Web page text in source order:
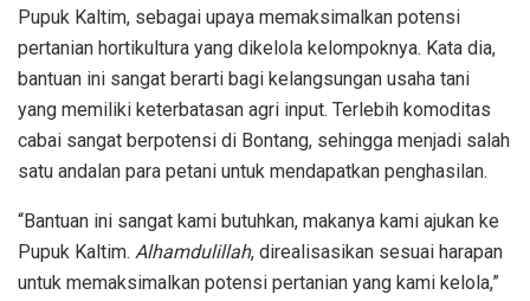
Pupuk Kaltim, sebagai upaya memaksimalkan potensi
pertanian hortikultura yang dikelola kelompoknya. Kata dia,
bantuan ini sangat berarti bagi kelangsungan usaha tani
yang memiliki keterbatasan agri input. Terlebih komoditas
cabai sangat berpotensi di Bontang, sehingga menjadi salah
satu andalan para petani untuk mendapatkan penghasilan.
“Bantuan ini sangat kami butuhkan, makanya kami ajukan ke
Pupuk Kaltim. Alhamdulillah, direalisasikan sesuai harapan
untuk memaksimalkan potensi pertanian yang kami kelola,”